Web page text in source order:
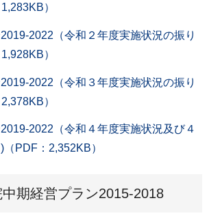
）
2022（令和２年度実施状況の振り
）
2022（令和３年度実施状況の振り
）
2022（令和４年度実施状況及び４
PDF：2,352KB）
期経営プラン2015-2018